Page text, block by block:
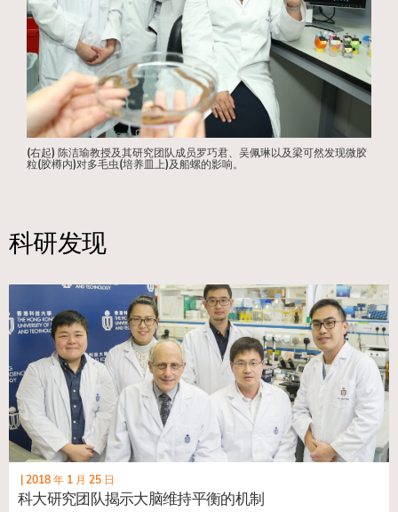
(右起) 陈洁瑜教授及其研究团队成员罗巧君、吴佩琳以及梁可然发现微胶
粒(胶樽内)对多毛虫(培养皿上)及船螺的影响。
科研发现
| 2018 年 1 月 25 日
科大研究团队揭示大脑维持平衡的机制